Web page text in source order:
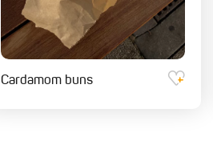
Cardamom buns